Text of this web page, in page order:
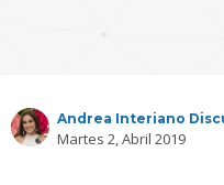
Andrea Interiano
Martes 2, Abril 2019